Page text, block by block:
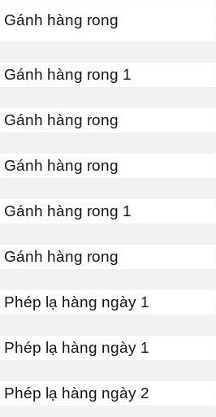
Gánh hàng rong
Gánh hàng rong 1
Gánh hàng rong
Gánh hàng rong
Gánh hàng rong 1
Gánh hàng rong
Phép lạ hàng ngày 1
Phép lạ hàng ngày 1
Phép lạ hàng ngày 2